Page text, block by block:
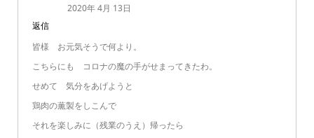
2020年 4月 13日
返信
皆様 お元気そうで何より。
こちらにも コロナの魔の手がせまってきたわ。
せめて 気分をあげようと
鶏肉の薫製をしこんで
それを楽しみに（残業のうえ）帰ったら